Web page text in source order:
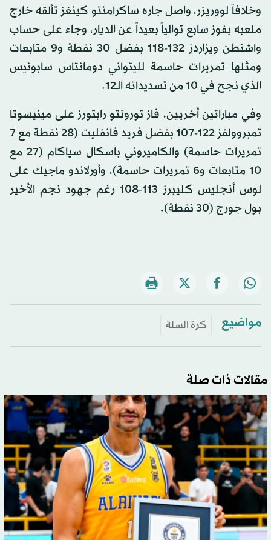
وخلافاً لووريزر، واصل جاره ساكرامنتو كينغز تألقه خارج
ملعبه بفوز سابع توالياً بعيداً عن الديار، وجاء على حساب
واشنطن ويزاردز 132-118 بفضل 30 نقطة و9 متابعات
ومثلها تمريرات حاسمة لليتواني دومانتاس سابونيس
الذي نجح في 10 من تسديداته الـ12.
وفي مباراتين أخريين، فاز تورونتو رابتورز على مينيسوتا
تمبروولفز 122-107 بفضل فريد فانفليت (28 نقطة مع 7
تمريرات حاسمة) والكاميروني باسكال سياكام (27 مع
10 متابعات و6 تمريرات حاسمة)، وأورلاندو ماجيك على
لوس أنجليس كليبرز 113-108 رغم جهود نجم الأخير
بول جورج (30 نقطة).
مواضيع كرة السلة
مقالات ذات صلة